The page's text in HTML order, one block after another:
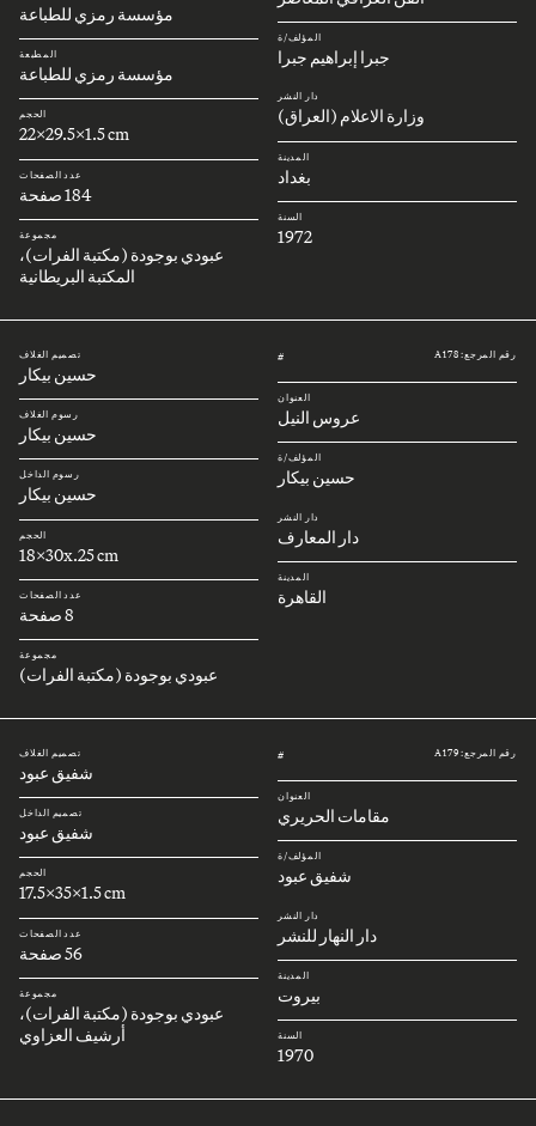
المؤلف/ة
جبرا إبراهيم جبرا
دار النشر
وزارة الاعلام (العراق)
المدينة
بغداد
السنة
1972
مؤسسة رمزي للطباعة
المطبعة
مؤسسة رمزي للطباعة
الحجم
22x29.5x1.5 cm
عدد الصفحات
184 صفحة
مجموعة
عبودي بوجودة (مكتبة الفرات)،
المكتبة البريطانية
رقم المرجع: A178 #
العنوان
عروس النيل
المؤلف/ة
حسين بيكار
دار النشر
دار المعارف
المدينة
القاهرة
تصميم الغلاف
حسين بيكار
رسوم الغلاف
حسين بيكار
رسوم الداخل
حسين بيكار
الحجم
18x30x.25 cm
عدد الصفحات
8 صفحة
مجموعة
عبودي بوجودة (مكتبة الفرات)
رقم المرجع: A179 #
العنوان
مقامات الحريري
المؤلف/ة
شفيق عبود
دار النشر
دار النهار للنشر
المدينة
بيروت
السنة
1970
تصميم الغلاف
شفيق عبود
تصميم الداخل
شفيق عبود
الحجم
17.5x35x1.5 cm
عدد الصفحات
56 صفحة
مجموعة
عبودي بوجودة (مكتبة الفرات)،
أرشيف العزاوي